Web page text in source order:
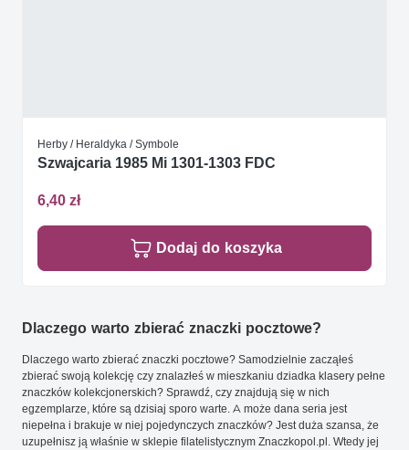
Herby / Heraldyka / Symbole
Szwajcaria 1985 Mi 1301-1303 FDC
6,40 zł
Dodaj do koszyka
Dlaczego warto zbierać znaczki pocztowe?
Dlaczego warto zbierać znaczki pocztowe? Samodzielnie zacząłeś
zbierać swoją kolekcję czy znalazłeś w mieszkaniu dziadka klasery pełne
znaczków kolekcjonerskich? Sprawdź, czy znajdują się w nich
egzemplarze, które są dzisiaj sporo warte. A może dana seria jest
niepełna i brakuje w niej pojedynczych znaczków? Jest duża szansa, że
uzupełnisz ją właśnie w sklepie filatelistycznym Znaczkopol.pl. Wtedy jej